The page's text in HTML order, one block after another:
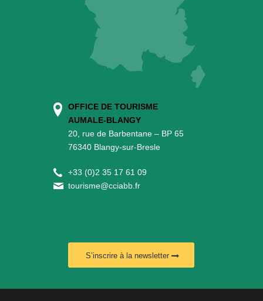
OFFICE DE TOURISME
AUMALE-BLANGY
20, rue de Barbentane – BP 65
76340 Blangy-sur-Bresle
+33 (0)2 35 17 61 09
tourisme@cciabb.fr
S’inscrire à la newsletter